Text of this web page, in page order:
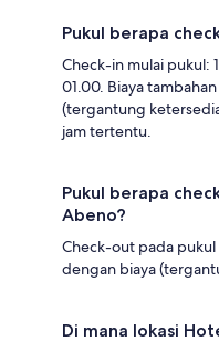
Pukul berapa
Check-in mulai pukul:
01.00. Biaya
(tergantung
jam tertentu.
Pukul berapa
Abeno?
Check-out pada pukul
dengan biaya
Di mana lokasi